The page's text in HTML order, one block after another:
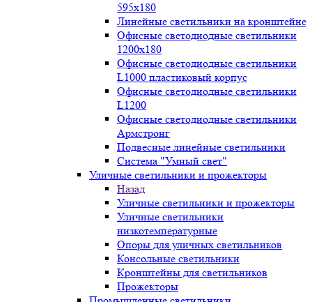
595х180
Линейные светильники на кронштейне
Офисные светодиодные светильники
1200x180
Офисные светодиодные светильники
L1000 пластиковый корпус
Офисные светодиодные светильники
L1200
Офисные светодиодные светильники
Армстронг
Подвесные линейные светильники
Система "Умный свет"
Уличные светильники и прожекторы
Назад
Уличные светильники и прожекторы
Уличные светильники
низкотемпературные
Опоры для уличных светильников
Консольные светильники
Кронштейны для светильников
Прожекторы